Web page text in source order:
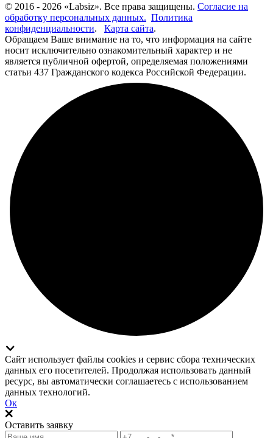
© 2016 - 2026 «Labsiz». Все права защищены. Согласие на
обработку персональных данных. Политика
конфиденциальности. Карта сайта.
Обращаем Ваше внимание на то, что информация на сайте
носит исключительно ознакомительный характер и не
является публичной офертой, определяемая положениями
статьи 437 Гражданского кодекса Российской Федерации.
Сайт использует файлы cookies и сервис сбора технических
данных его посетителей. Продолжая использовать данный
ресурс, вы автоматически соглашаетесь с использованием
данных технологий.
Ок
Оставить заявку